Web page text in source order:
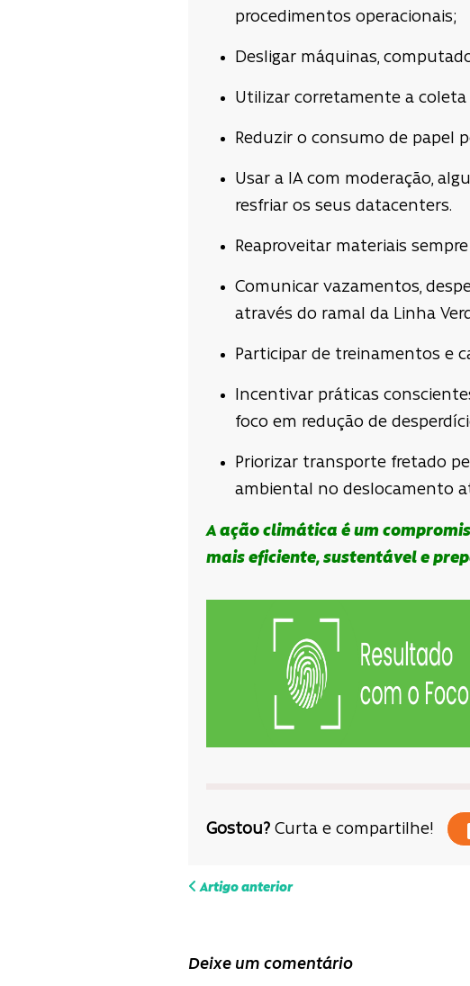
procedimentos operacionais;
Desligar máquinas,
Utilizar corretamente a coleta
Reduzir o consumo de papel
Usar a IA com moderação,
resfriar os seus datacenters.
Reaproveitar materiais
Comunicar vazamentos,
através do ramal da Linha
Participar de treinamentos e
Incentivar práticas
foco em redução de
Priorizar transporte fretado
ambiental no deslocamento
A ação climática é um
mais eficiente, sustentável e
Gostou? Curta e compartilhe!
Navegação
de
Artigo anterior
Deixe um comentário